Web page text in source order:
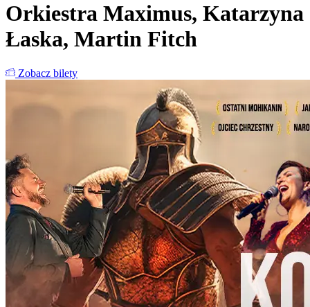
Orkiestra Maximus, Katarzyna
Łaska, Martin Fitch
Zobacz bilety